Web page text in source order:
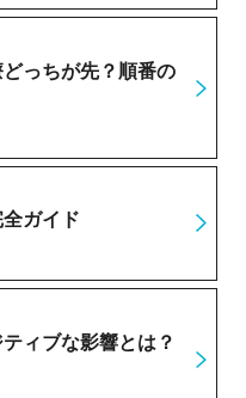
っちが先？順番の
ガイド
ィブな影響とは？